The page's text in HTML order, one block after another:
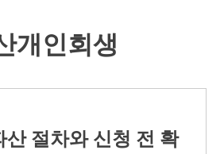
개인회생
산 절차와 신청 전 확